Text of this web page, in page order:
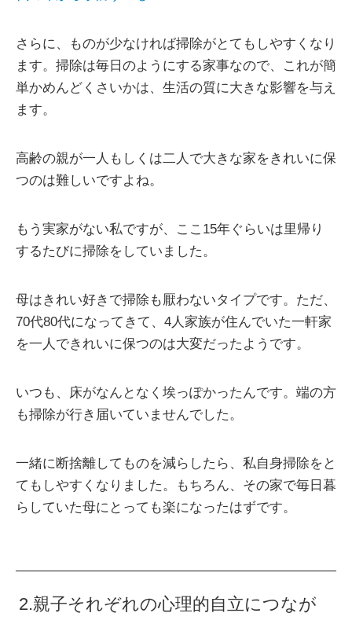
さらに、ものが少なければ掃除がとてもしやすくなり
ます。掃除は毎日のようにする家事なので、これが簡
単かめんどくさいかは、生活の質に大きな影響を与え
ます。
高齢の親が一人もしくは二人で大きな家をきれいに保
つのは難しいですよね。
もう実家がない私ですが、ここ15年ぐらいは里帰り
するたびに掃除をしていました。
母はきれい好きで掃除も厭わないタイプです。ただ、
70代80代になってきて、4人家族が住んでいた一軒家
を一人できれいに保つのは大変だったようです。
いつも、床がなんとなく埃っぽかったんです。端の方
も掃除が行き届いていませんでした。
一緒に断捨離してものを減らしたら、私自身掃除をと
てもしやすくなりました。もちろん、その家で毎日暮
らしていた母にとっても楽になったはずです。
2.親子それぞれの心理的自立につなが